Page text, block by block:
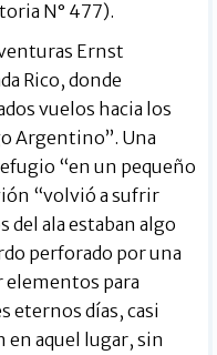
N° 477).
Ernst
Rico, donde
vuelos hacia los
Argentino”. Una
“en un pequeño
“volvió a sufrir
del ala estaban algo
perforado por una
elementos para
eternos días, casi
en aquel lugar, sin